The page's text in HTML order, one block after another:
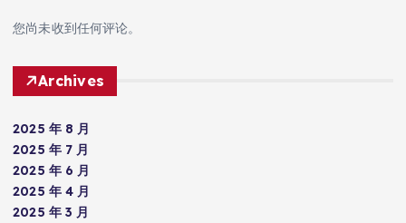
您尚未收到任何评论。
Archives
2025 年 8 月
2025 年 7 月
2025 年 6 月
2025 年 4 月
2025 年 3 月